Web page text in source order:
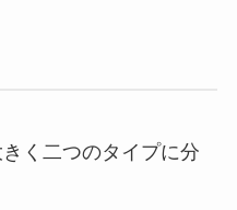
く二つのタイプに分